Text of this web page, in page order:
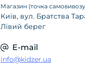
Магазин (точка
Київ, вул. Братства
Лівий берег
E-mail
info@kidzer.ua